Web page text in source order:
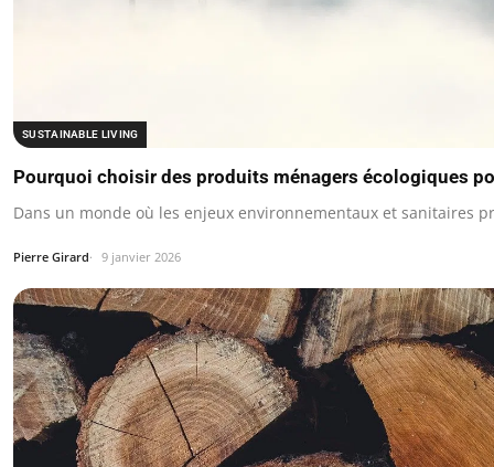
SUSTAINABLE LIVING
Pourquoi choisir des produits ménagers écologiques
Dans un monde où les enjeux environnementaux et sanitaires
Pierre Girard 9 janvier 2026